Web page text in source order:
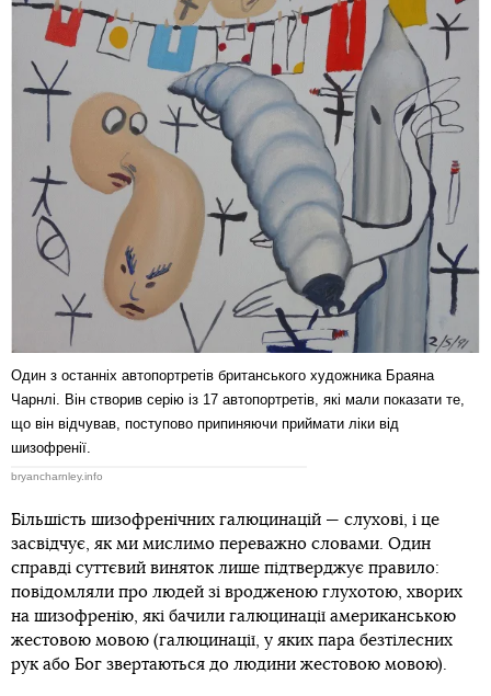
Один з останніх автопортретів британського художника Браяна
Чарнлі. Він створив серію із 17 автопортретів, які мали показати те,
що він відчував, поступово припиняючи приймати ліки від
шизофренії.
bryancharnley.info
Більшість шизофренічних галюцинацій — слухові, і це
засвідчує, як ми мислимо переважно словами. Один
справді суттєвий виняток лише підтверджує правило:
повідомляли про людей зі вродженою глухотою, хворих
на шизофренію, які бачили галюцинації американською
жестовою мовою (галюцинації, у яких пара безтілесних
рук або Бог звертаються до людини жестовою мовою).